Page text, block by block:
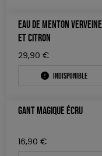
EAU DE MENTON VERVEINE
ET CITRON
29,90 €
Indisponible
GANT MAGIQUE ÉCRU
16,90 €